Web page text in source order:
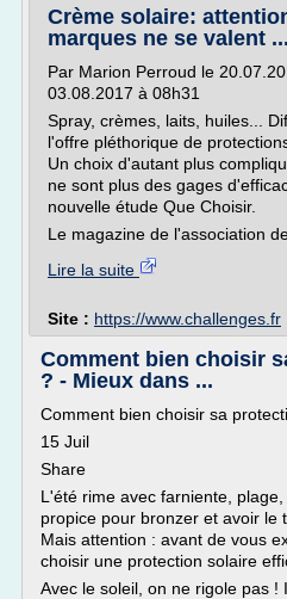
Crème solaire:
marques ne se valent ...
Par Marion Perroud le
03.08.2017 à 08h31
Spray, crèmes, laits, huiles...
l'offre pléthorique de
Un choix d'autant plus
ne sont plus des gages
nouvelle étude Que Choisir.
Le magazine de l'association
Lire la suite
Site : https://www.challenges.fr
Comment bien choisir
? - Mieux dans ...
Comment bien choisir sa
15 Juil
Share
L'été rime avec farniente,
propice pour bronzer et avoir le
Mais attention : avant de vous
choisir une protection solaire
Avec le soleil, on ne rigole pas